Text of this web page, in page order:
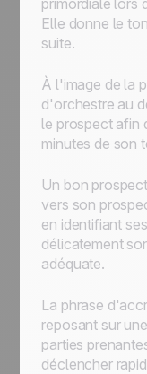
primordiale lors
Elle donne le
suite.
À l'image de la
d'orchestre au
le prospect afin
minutes de son
Un bon
vers son
en identifiant
délicatement
adéquate.
La phrase
reposant sur
parties
déclencher